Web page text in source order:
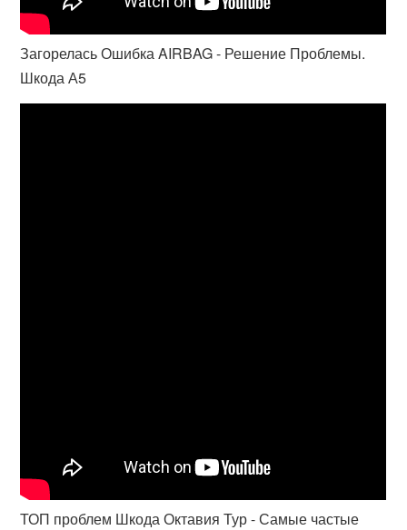
Загорелась Ошибка AIRBAG - Решение Проблемы.
Шкода А5
ТОП проблем Шкода Октавия Тур - Самые частые